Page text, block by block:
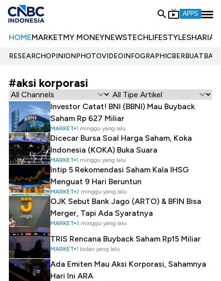
APPS
HOMEMARKETMY MONEYNEWSTECHLIFESTYLESHARIA
RESEARCHOPINIONPHOTOVIDEOINFOGRAPHIC
#aksi korporasi
Investor Catat! BNI (BBNI) Mau Buyback
Saham Rp 627 Miliar
MARKET 1 minggu yang lalu
Dicecar Bursa Soal Harga Saham, Koka
Indonesia (KOKA) Buka Suara
MARKET 1 minggu yang lalu
Intip 5 Rekomendasi Saham Kala IHSG
Menguat 9 Hari Beruntun
MARKET 2 minggu yang lalu
OJK Sebut Bank Jago (ARTO) & BFIN Bisa
Merger, Tapi Ada Syaratnya
MARKET 3 minggu yang lalu
TRIS Rencana Buyback Saham Rp15 Miliar
MARKET 1 bulan yang lalu
Ada Emiten Mau Aksi Korporasi, Sahamnya
Hari Ini ARA